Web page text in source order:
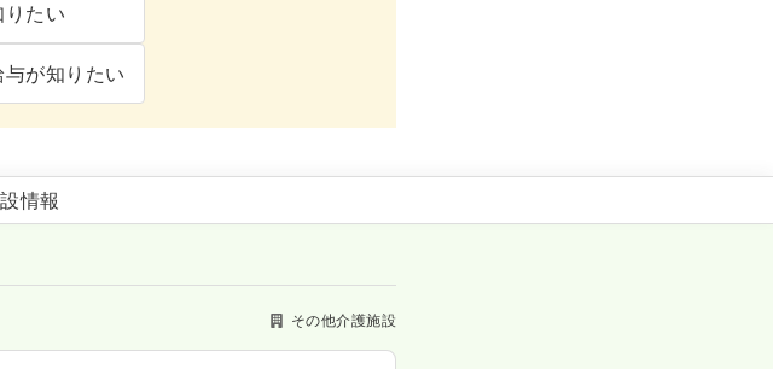
たい
が知りたい
情報
その他介護施設